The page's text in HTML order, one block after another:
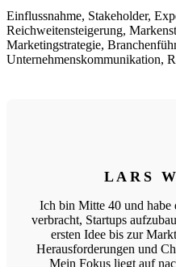
Einflussnahme, Stakeholder,
Reichweitensteigerung,
Marketingstrategie,
Unternehmenskommunikation,
LARS
Ich bin Mitte 40 und habe
verbracht, Startups
ersten Idee bis zur
Herausforderungen und
Mein Fokus liegt auf